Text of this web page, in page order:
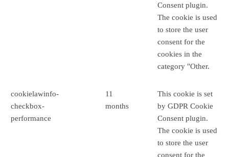
Consent plugin.
The cookie is used
to store the user
consent for the
cookies in the
category "Other.
cookielawinfo-
checkbox-
performance
11
months
This cookie is set
by GDPR Cookie
Consent plugin.
The cookie is used
to store the user
consent for the